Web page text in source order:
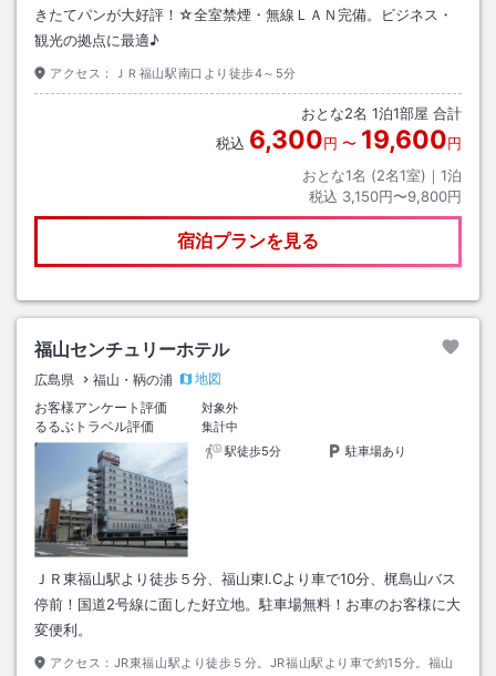
きたてパンが大好評！☆全室禁煙・無線ＬＡＮ完備。ビジネス・
観光の拠点に最適♪
アクセス： ＪＲ福山駅南口より徒歩4～5分
おとな2名 1泊1部屋 合計
税込 6,300円 〜 19,600円
おとな1名 (2名1室)｜ 1泊
税込 3,150円〜9,800円
宿泊プランを見る
福山センチュリーホテル
広島県 福山・鞆の浦
地図
お客様アンケート評価
対象外
るるぶトラベル評価
集計中
駅徒歩5分
駐車場あり
ＪＲ東福山駅より徒歩５分、福山東I.Cより車で10分、梶島山バス
停前！国道2号線に面した好立地。駐車場無料！お車のお客様に大
変便利。
アクセス： JR東福山駅より徒歩５分。JR福山駅より車で約15分。福山